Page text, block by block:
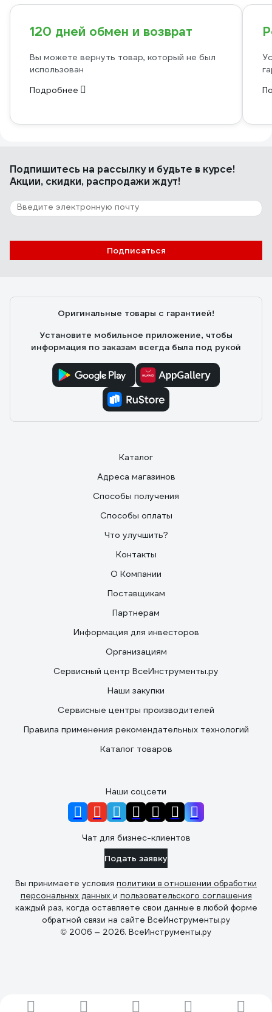
120 дней обмен и возврат
Вы можете вернуть товар, который не был
использован
Подробнее
Подпишитесь на рассылкуи будьте в курсе!
Акции, скидки, распродажи ждут!
Подписаться
Оригинальные товары с гарантией!
Установите мобильное приложение, чтобы
информация по заказам всегда была под рукой
Каталог
Адреса магазинов
Способы получения
Способы оплаты
Что улучшить?
Контакты
О Компании
Поставщикам
Партнерам
Информация для инвесторов
Организациям
Сервисный центр ВсеИнструменты.ру
Наши закупки
Сервисные центры производителей
Правила применения рекомендательных технологий
Каталог товаров
Наши соцсети
Чат для бизнес-клиентов
Подать заявку
Вы принимаете условия политики в отношении обработки
персональных данных и пользовательского соглашения
каждый раз, когда оставляете свои данные в любой форме
обратной связи на сайте ВсеИнструменты.ру
© 2006 — 2026. ВсеИнструменты.ру